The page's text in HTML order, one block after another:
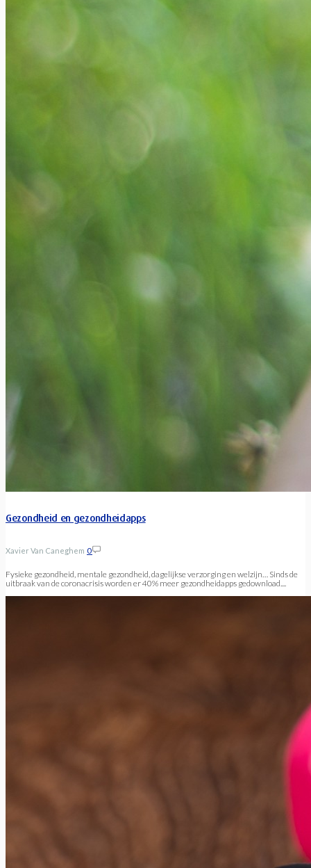
Gezondheid en gezondheidapps
Xavier Van Caneghem 0
Fysieke gezondheid, mentale gezondheid, dagelijkse verzorging en welzijn… Sinds de
uitbraak van de coronacrisis worden er 40% meer gezondheidapps gedownload....